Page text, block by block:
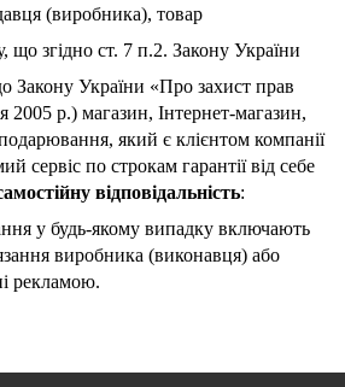
(виробника), товар
що згідно ст. 7 п.2. Закону України
Закону України «Про захист прав
2005 р.) магазин, Інтернет-магазин,
який є клієнтом компанії
сервіс по строкам гарантії від себе
відповідальність:
у будь-якому випадку включають
виробника (виконавця) або
рекламою.